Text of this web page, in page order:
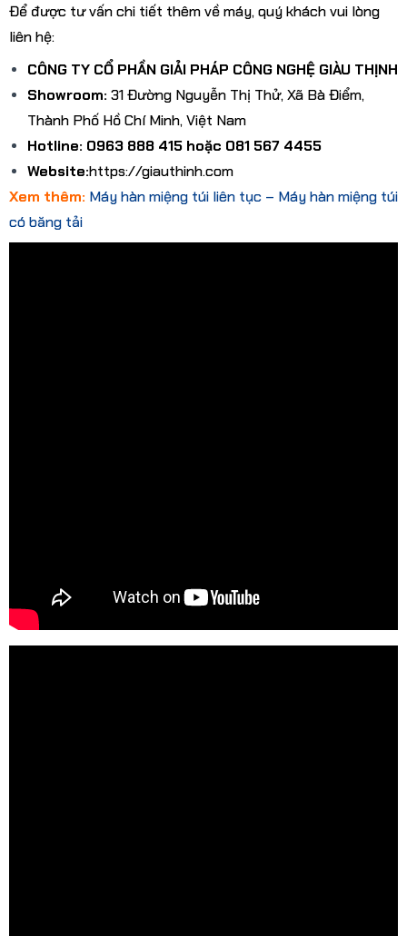
Để được tư vấn chi tiết thêm về máy, quý khách vui lòng
liên hệ:
CÔNG TY CỔ PHẦN GIẢI PHÁP CÔNG NGHỆ GIÀU THỊNH
Showroom: 31 Đường Nguyễn Thị Thử, Xã Bà Điểm,
Thành Phố Hồ Chí Minh, Việt Nam
Hotline: 0963 888 415 hoặc 081 567 4455
Website:https://giauthinh.com
Xem thêm: Máy hàn miệng túi liên tục – Máy hàn miệng túi
có băng tải